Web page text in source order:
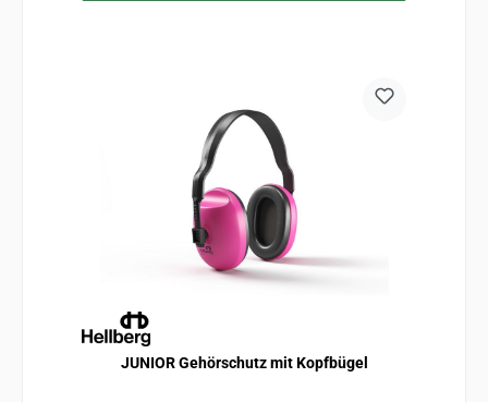
JUNIOR Gehörschutz mit Kopfbügel